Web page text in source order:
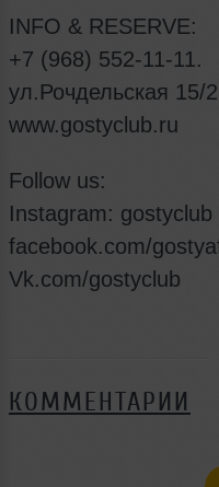
INFO & RESERVE:
+7 (968) 552-11-11.
ул.Рочдельская 15/
www.gostyclub.ru
Follow us:
Instagram: gostyclub
facebook.com/
Vk.com/gostyclub
КОММЕНТАРИИ